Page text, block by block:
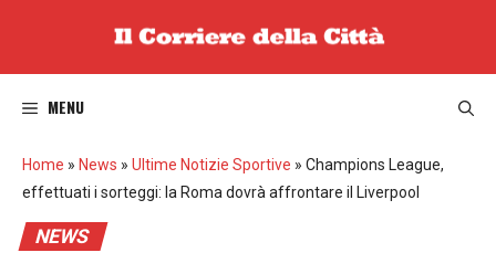
MENU
Home » News » Ultime Notizie Sportive » Champions League,
effettuati i sorteggi: la Roma dovrà affrontare il Liverpool
NEWS